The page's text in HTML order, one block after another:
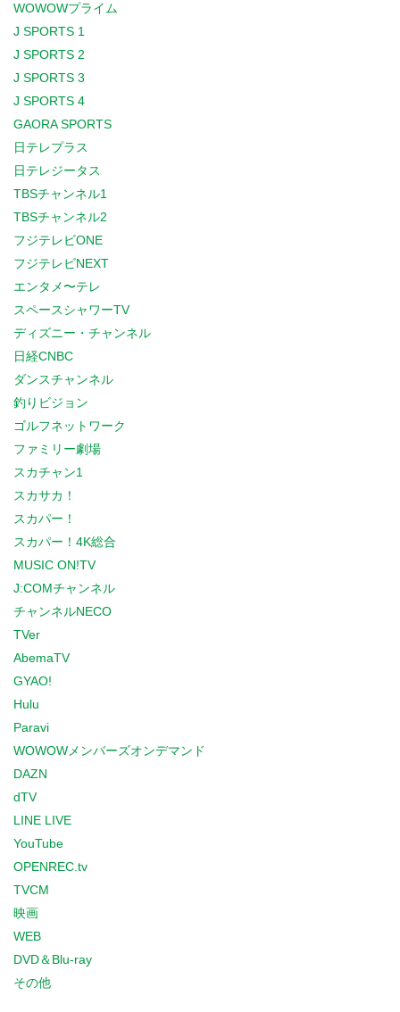
WOWOWプライム
J SPORTS 1
J SPORTS 2
J SPORTS 3
J SPORTS 4
GAORA SPORTS
日テレプラス
日テレジータス
TBSチャンネル1
TBSチャンネル2
フジテレビONE
フジテレビNEXT
エンタメ〜テレ
スペースシャワーTV
ディズニー・チャンネル
日経CNBC
ダンスチャンネル
釣りビジョン
ゴルフネットワーク
ファミリー劇場
スカチャン1
スカサカ！
スカパー！
スカパー！4K総合
MUSIC ON!TV
J:COMチャンネル
チャンネルNECO
TVer
AbemaTV
GYAO!
Hulu
Paravi
WOWOWメンバーズオンデマンド
DAZN
dTV
LINE LIVE
YouTube
OPENREC.tv
TVCM
映画
WEB
DVD＆Blu-ray
その他